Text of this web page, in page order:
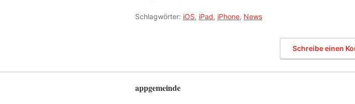
Schlagwörter: iOS, iPad, iPhone, News
Schreibe einen
appgemeinde